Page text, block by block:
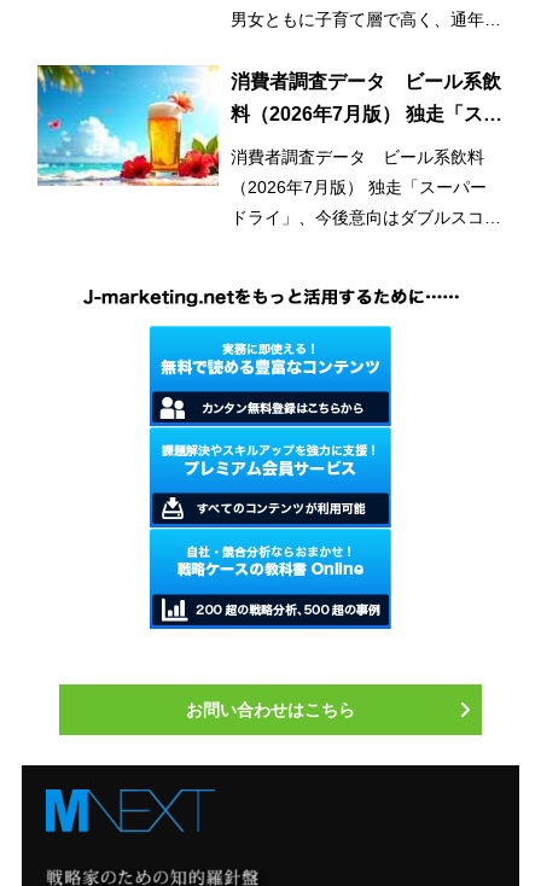
市場
男女ともに子育て層で高く、通年利
とつの要因となっている。
消費者調査データ ビール系飲
料（2026年7月版） 独走「スー
パードライ」、今後意向はダブ
ルスコアに
消費者調査データ ビール系飲料
（2026年7月版） 独走「スーパー
ドライ」、今後意向はダブルスコア
お問い合わせはこちら